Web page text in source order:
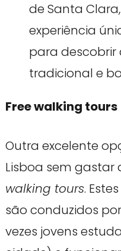
de Santa
experiência
para descobrir
tradicional e
Free walking tours
Outra excelente
Lisboa sem gastar
walking tours.
são conduzidos
vezes jovens